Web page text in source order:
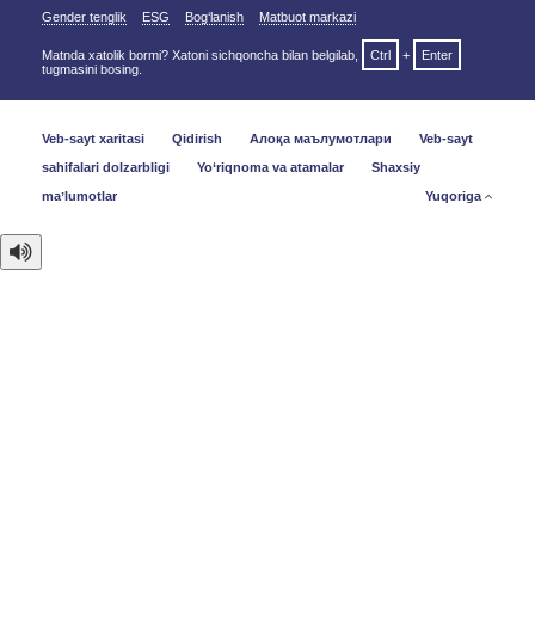
Gender tenglik
ESG Bog‘lanish Matbuot markazi
Matnda xatolik bormi? Xatoni sichqoncha bilan belgilab, Ctrl +
Enter
tugmasini bosing.
Veb-sayt xaritasi Qidirish Алоқа маълумотлари
Veb-sayt
sahifalari dolzarbligi
Yo‘riqnoma va atamalar
Shaxsiy
maʼlumotlar
Yuqoriga